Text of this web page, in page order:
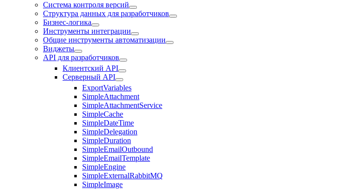
Система контроля версий
Структура данных для разработчиков
Бизнес-логика
Инструменты интеграции
Общие инструменты автоматизации
Виджеты
API для разработчиков
Клиентский API
Серверный API
ExportVariables
SimpleAttachment
SimpleAttachmentService
SimpleCache
SimpleDateTime
SimpleDelegation
SimpleDuration
SimpleEmailOutbound
SimpleEmailTemplate
SimpleEngine
SimpleExternalRabbitMQ
SimpleImage